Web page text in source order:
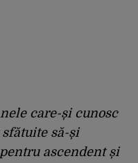
care-și cunosc
să-și
ascendent și